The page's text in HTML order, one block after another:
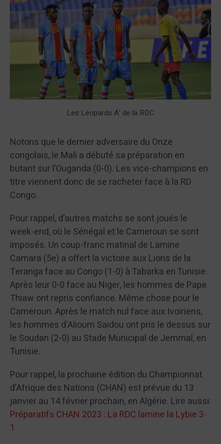
Les Léopards A’ de la RDC
Notons que le dernier adversaire du Onze
congolais, le Mali a débuté sa préparation en
butant sur l’Ouganda (0-0). Les vice-champions en
titre viennent donc de se racheter face à la RD
Congo.
Pour rappel, d’autres matchs se sont joués le
week-end, où le Sénégal et le Cameroun se sont
imposés. Un coup-franc matinal de Lamine
Camara (5e) a offert la victoire aux Lions de la
Teranga face au Congo (1-0) à Tabarka en Tunisie.
Après leur 0-0 face au Niger, les hommes de Pape
Thiaw ont repris confiance. Même chose pour le
Cameroun. Après le match nul face aux Ivoiriens,
les hommes d’Alioum Saidou ont pris le dessus sur
le Soudan (2-0) au Stade Municipal de Jemmal, en
Tunisie.
Pour rappel, la prochaine édition du Championnat
d’Afrique des Nations (CHAN) est prévue du 13
janvier au 14 février prochain, en Algérie. Lire aussi:
Préparatifs CHAN 2023 : La RDC lamine la Lybie 3-
1